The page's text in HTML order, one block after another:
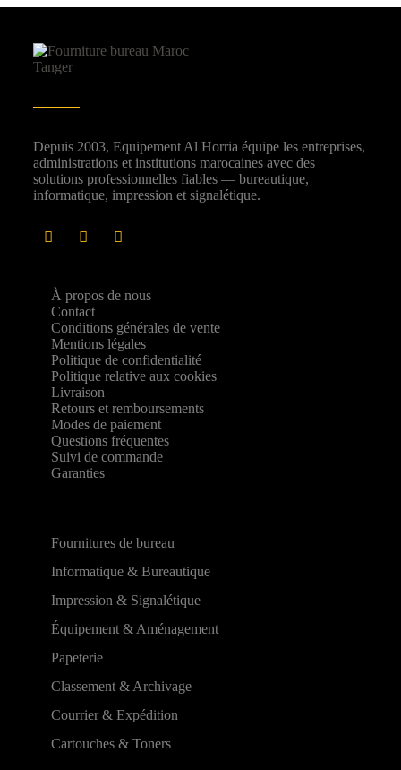
Depuis 2003, Equipement Al Horria équipe les entreprises,
administrations et institutions marocaines avec des
solutions professionnelles fiables — bureautique,
informatique, impression et signalétique.
À propos de nous
Contact
Conditions générales de vente
Mentions légales
Politique de confidentialité
Politique relative aux cookies
Livraison
Retours et remboursements
Modes de paiement
Questions fréquentes
Suivi de commande
Garanties
Fournitures de bureau
Informatique & Bureautique
Impression & Signalétique
Équipement & Aménagement
Papeterie
Classement & Archivage
Courrier & Expédition
Cartouches & Toners